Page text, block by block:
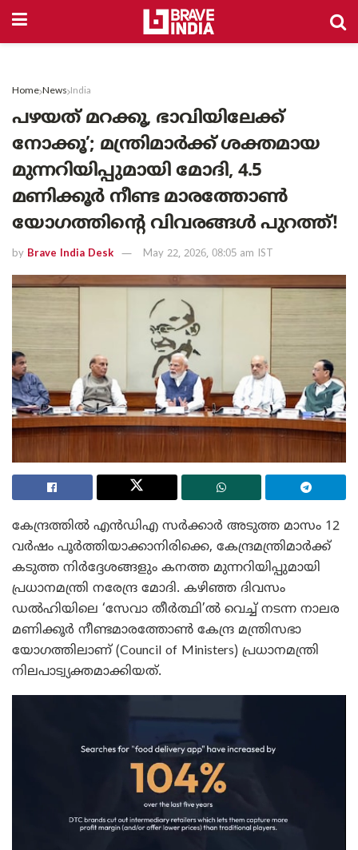
Home News India
പഴയത് മറക്കൂ, ഭാവിയിലേക്ക്
നോക്കൂ’; മന്ത്രിമാർക്ക് ശക്തമായ
മുന്നറിയിപ്പുമായി മോദി, 4.5
മണിക്കൂർ നീണ്ട മാരത്തോൺ
യോഗത്തിന്റെ വിവരങ്ങൾ പുറത്ത്!
by Brave India Desk May 22, 2026, 08:05 am IST
കേന്ദ്രത്തിൽ എൻഡിഎ സർക്കാർ അടുത്ത മാസം 12
വർഷം പൂർത്തിയാക്കാനിരിക്കെ, കേന്ദ്രമന്ത്രിമാർക്ക്
കടുത്ത നിർദ്ദേശങ്ങളും കനത്ത മുന്നറിയിപ്പുമായി
പ്രധാനമന്ത്രി നരേന്ദ്ര മോദി. കഴിഞ്ഞ ദിവസം
ഡൽഹിയിലെ ‘സേവാ തീർത്ഥി’ൽ വെച്ച് നടന്ന നാലര
മണിക്കൂർ നീണ്ടമാരത്തോൺ കേന്ദ്ര മന്ത്രിസഭാ
യോഗത്തിലാണ് (Council of Ministers) പ്രധാനമന്ത്രി
നിലപാട്വ്യക്തമാക്കിയത്.